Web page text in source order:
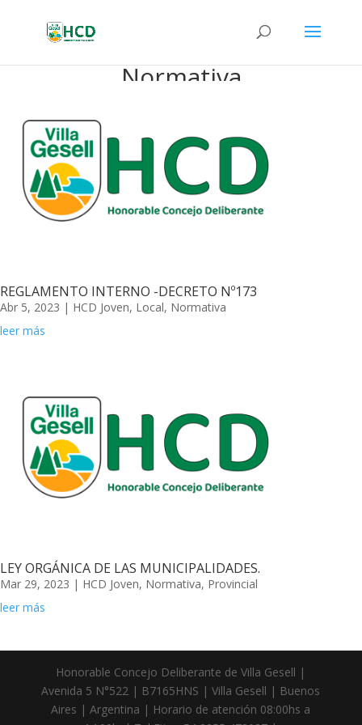
Normativa
REGLAMENTO INTERNO -DECRETO Nº173
Abr 5, 2023 | HCD Joven, Local, Normativa
leer más
LEY ORGÁNICA DE LAS MUNICIPALIDADES.
Mar 29, 2023 | HCD Joven, Normativa, Provincial
leer más
Honorable Concejo Deliberante de Villa Gesell |
Avenida 5 N°522 | B7165HNS | Villa Gesell | Buenos
Aires | Argentina | Horario de atención 08:00hs a